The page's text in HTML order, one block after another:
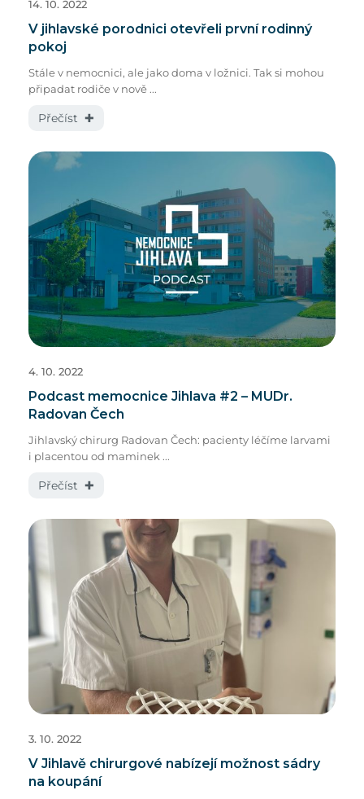
V jihlavské porodnici otevřeli první rodinný
pokoj
Stále v nemocnici, ale jako doma v ložnici. Tak si mohou
připadat rodiče v nově ...
Přečíst ✚
14. 10. 2022
Podcast memocnice Jihlava #2 – MUDr.
Radovan Čech
Jihlavský chirurg Radovan Čech: pacienty léčíme larvami
i placentou od maminek ...
Přečíst ✚
4. 10. 2022
V Jihlavě chirurgové nabízejí možnost sádry
na koupání
3. 10. 2022